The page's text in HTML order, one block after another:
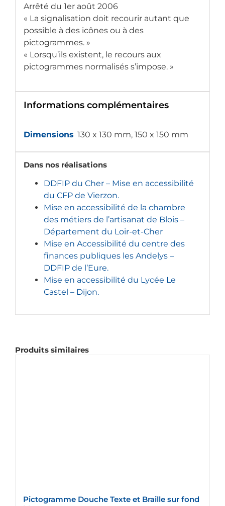
Arrêté du 1er août 2006
« La signalisation doit recourir autant que
possible à des icônes ou à des
pictogrammes. »
« Lorsqu’ils existent, le recours aux
pictogrammes normalisés s’impose. »
Informations complémentaires
Dimensions 130 x 130 mm, 150 x 150 mm
Dans nos réalisations
DDFIP du Cher – Mise en accessibilité
du CFP de Vierzon.
Mise en accessibilité de la chambre
des métiers de l’artisanat de Blois –
Département du Loir-et-Cher
Mise en Accessibilité du centre des
finances publiques les Andelys –
DDFIP de l’Eure.
Mise en accessibilité du Lycée Le
Castel – Dijon.
Produits similaires
Pictogramme Douche Texte et Braille sur fond